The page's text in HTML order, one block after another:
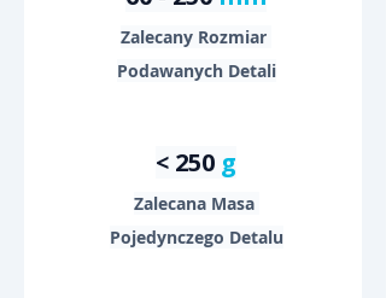
Zalecany Rozmiar
Podawanych Detali
< 250 g
Zalecana Masa
Pojedynczego Detalu